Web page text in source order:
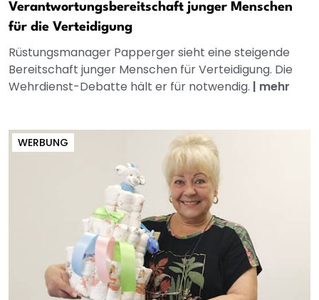
Verantwortungsbereitschaft junger Menschen
für die Verteidigung
Rüstungsmanager Papperger sieht eine steigende
Bereitschaft junger Menschen für Verteidigung. Die
Wehrdienst-Debatte hält er für notwendig. | mehr
WERBUNG